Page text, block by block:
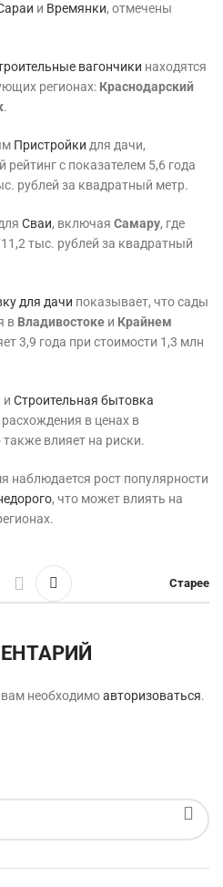
и Времянки, отмечены
вагончики находятся
регионах: Краснодарский
.
Пристройки для дачи,
с показателем 5,6 года
рублей за квадратный метр.
Сваи, включая Самару, где
тыс. рублей за квадратный
для дачи показывает, что сады
в Владивостоке и Крайнем
3,9 года при стоимости 1,3 млн
и Строительная бытовка
в ценах в
влияет на риски.
наблюдается рост популярности
, что может влиять на
Старее
необходимоавторизоваться.